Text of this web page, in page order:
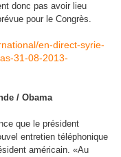
donc pas avoir lieu
pour le Congrès.
en-direct-syrie-
31-08-2013-
/ Obama
que le président
entretien téléphonique
américain. «Au